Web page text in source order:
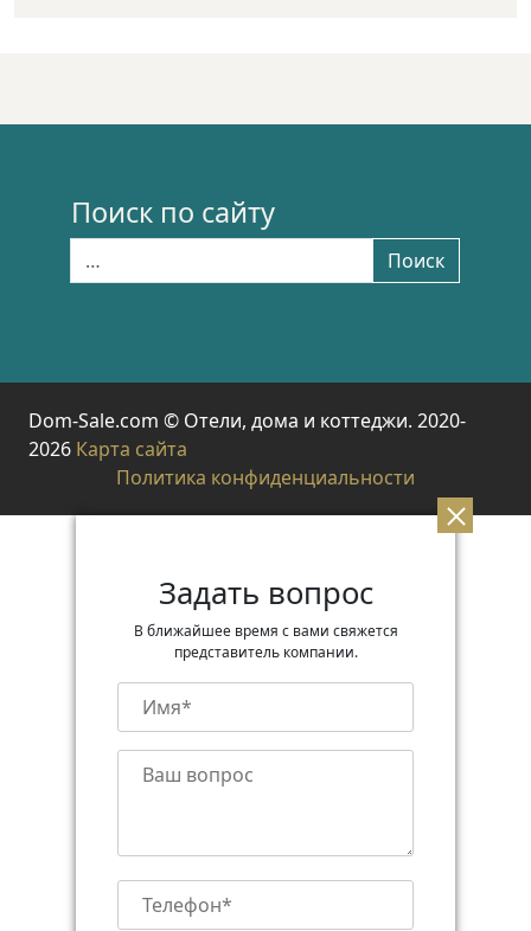
Поиск по сайту
Поиск
Dom-Sale.com © Отели, дома и коттеджи. 2020-
2026 Карта сайта
Политика конфиденциальности
Задать вопрос
В ближайшее время с вами свяжется
представитель компании.